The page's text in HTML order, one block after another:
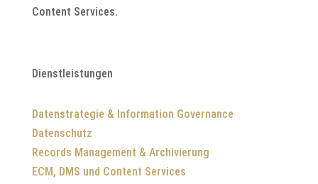
Content Services.
Dienstleistungen
Datenstrategie & Information Governance
Datenschutz
Records Management & Archivierung
ECM, DMS und Content Services